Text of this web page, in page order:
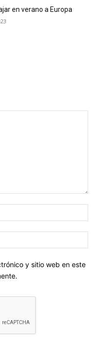
en verano a Europa
y sitio web en este